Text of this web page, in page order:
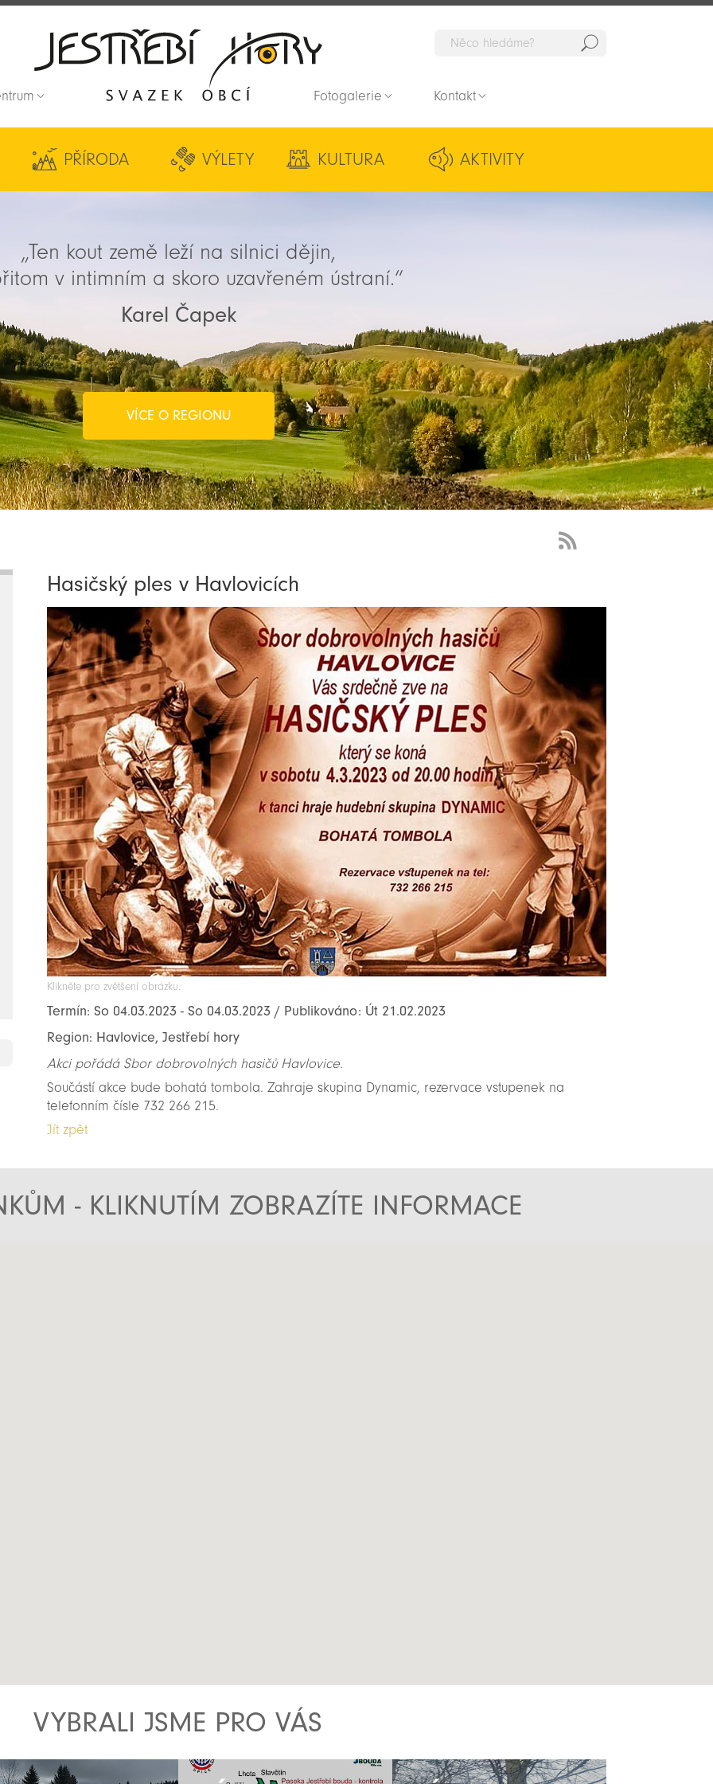
Fotogalerie Kontakt
PŘÍRODA VÝLETY KULTURA AKTIVITY
„Ten kout země leží na silnici dějin,
v intimním a skoro uzavřeném ústraní.“
Karel Čapek
VÍCE O REGIONU
Hasičský ples v Havlovicích
Klikněte pro zvětšení obrázku.
Termín: So 04.03.2023 - So 04.03.2023 / Publikováno: Út 21.02.2023
Region: Havlovice, Jestřebí hory
Akci pořádá Sbor dobrovolných hasičů Havlovice.
Součástí akce bude bohatá tombola. Zahraje skupina Dynamic, rezervace vstupenek na
telefonním čísle 732 266 215.
Jít zpět
- KLIKNUTÍM ZOBRAZÍTE INFORMACE
VYBRALI JSME PRO VÁS